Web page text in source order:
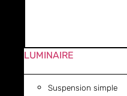
LUMINAIRE
Suspension simple